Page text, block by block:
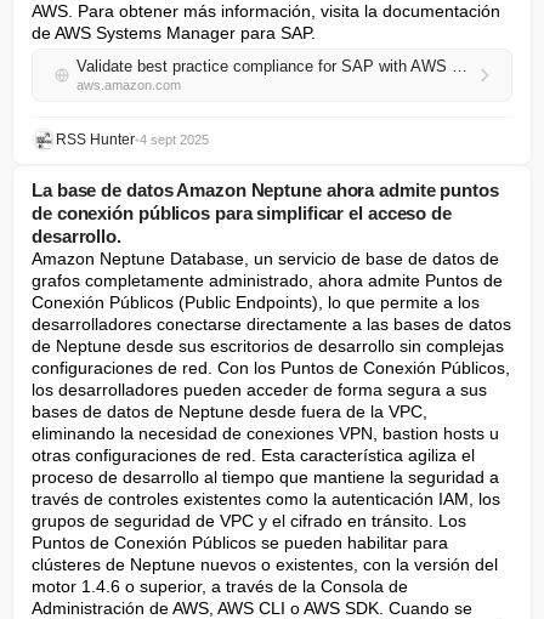
AWS. Para obtener más información, visita la documentación
de AWS Systems Manager para SAP.
Validate best practice compliance for SAP with AWS Systems Manager
aws.amazon.com
RSS Hunter•4 sept 2025
La base de datos Amazon Neptune ahora admite puntos
de conexión públicos para simplificar el acceso de
desarrollo.
Amazon Neptune Database, un servicio de base de datos de
grafos completamente administrado, ahora admite Puntos de
Conexión Públicos (Public Endpoints), lo que permite a los
desarrolladores conectarse directamente a las bases de datos
de Neptune desde sus escritorios de desarrollo sin complejas
configuraciones de red. Con los Puntos de Conexión Públicos,
los desarrolladores pueden acceder de forma segura a sus
bases de datos de Neptune desde fuera de la VPC,
eliminando la necesidad de conexiones VPN, bastion hosts u
otras configuraciones de red. Esta característica agiliza el
proceso de desarrollo al tiempo que mantiene la seguridad a
través de controles existentes como la autenticación IAM, los
grupos de seguridad de VPC y el cifrado en tránsito. Los
Puntos de Conexión Públicos se pueden habilitar para
clústeres de Neptune nuevos o existentes, con la versión del
motor 1.4.6 o superior, a través de la Consola de
Administración de AWS, AWS CLI o AWS SDK. Cuando se